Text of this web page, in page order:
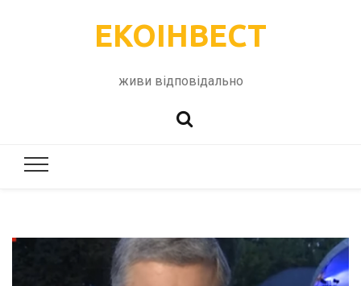
ЕКОІНВЕСТ
живи відповідально